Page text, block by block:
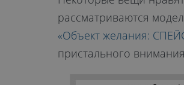
рассматриваются
«Объект желания:
пристального